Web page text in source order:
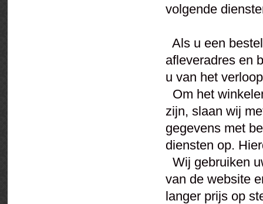
volgende
Als u een
afleveradres en
u van het
Om het
zijn, slaan wij
gegevens met
diensten op.
Wij gebruiken
van de website
langer prijs op